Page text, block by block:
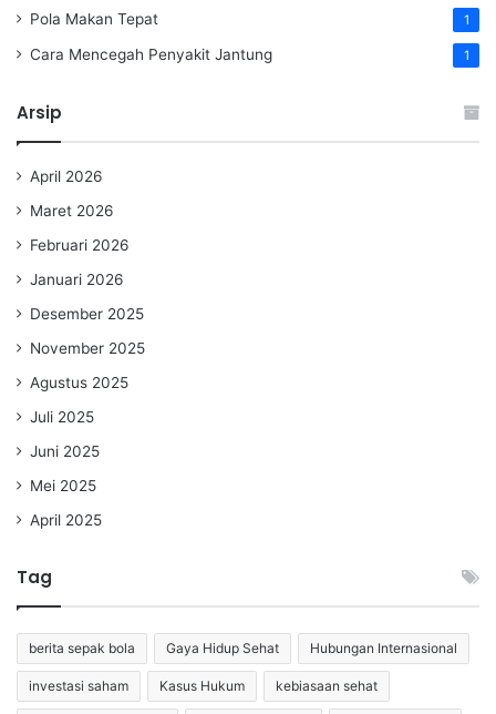
Pola Makan Tepat 1
Cara Mencegah Penyakit Jantung 1
Arsip
April 2026
Maret 2026
Februari 2026
Januari 2026
Desember 2025
November 2025
Agustus 2025
Juli 2025
Juni 2025
Mei 2025
April 2025
Tag
berita sepak bola Gaya Hidup Sehat Hubungan Internasional
investasi saham Kasus Hukum kebiasaan sehat